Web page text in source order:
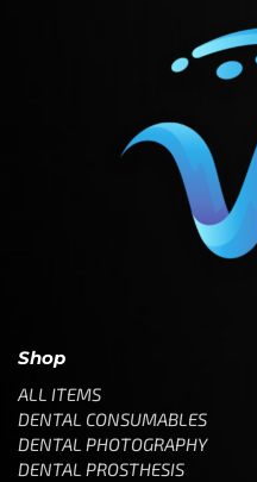
Shop
ALL ITEMS
DENTAL CONSUMABLES
DENTAL PHOTOGRAPHY
DENTAL PROSTHESIS